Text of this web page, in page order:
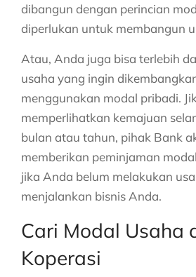
dibangun dengan perincian
diperlukan untuk membangun
Atau, Anda juga bisa terlebih
usaha yang ingin
menggunakan modal pribadi.
memperlihatkan kemajuan
bulan atau tahun, pihak Bank
memberikan peminjaman
jika Anda belum melakukan
menjalankan bisnis Anda.
Cari Modal Usaha
Koperasi